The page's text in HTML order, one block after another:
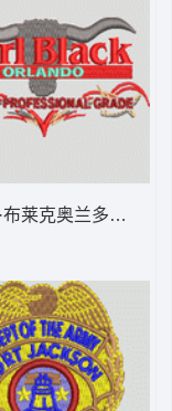
布莱克奥兰多专业级